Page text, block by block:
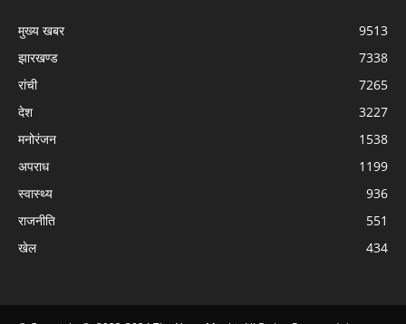
मुख्य खबर
9513
झारखण्ड
7338
रांची
7265
देश
3227
मनोरंजन
1538
अपराध
1199
स्वास्थ्य
936
राजनीति
551
खेल
434